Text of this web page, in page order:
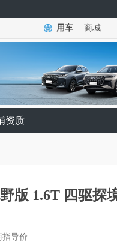
用车 商城
资质
版 1.6T 四驱探
指导价